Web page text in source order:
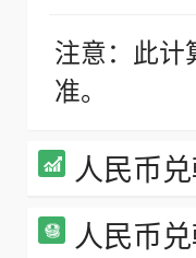
注意：此计
准。
人民币
人民币